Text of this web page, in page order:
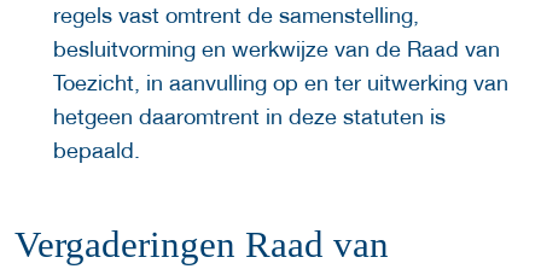
regels vast omtrent de samenstelling,
besluitvorming en werkwijze van de Raad van
Toezicht, in aanvulling op en ter uitwerking van
hetgeen daaromtrent in deze statuten is
bepaald.
Vergaderingen Raad van